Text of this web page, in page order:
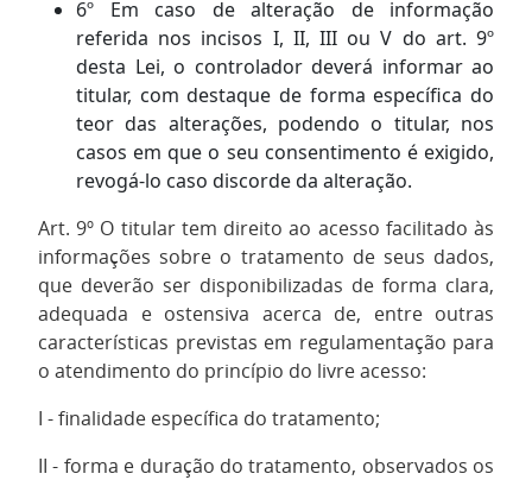
6º Em caso de alteração de informação
referida nos incisos I, II, III ou V do art. 9º
desta Lei, o controlador deverá informar ao
titular, com destaque de forma específica do
teor das alterações, podendo o titular, nos
casos em que o seu consentimento é exigido,
revogá-lo caso discorde da alteração.
Art. 9º O titular tem direito ao acesso facilitado às
informações sobre o tratamento de seus dados,
que deverão ser disponibilizadas de forma clara,
adequada e ostensiva acerca de, entre outras
características previstas em regulamentação para
o atendimento do princípio do livre acesso:
I - finalidade específica do tratamento;
II - forma e duração do tratamento, observados os